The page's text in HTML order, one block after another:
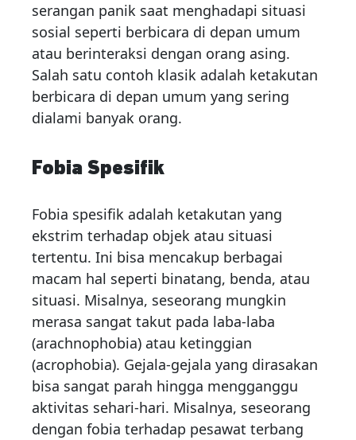
serangan panik saat menghadapi situasi
sosial seperti berbicara di depan umum
atau berinteraksi dengan orang asing.
Salah satu contoh klasik adalah ketakutan
berbicara di depan umum yang sering
dialami banyak orang.
Fobia Spesifik
Fobia spesifik adalah ketakutan yang
ekstrim terhadap objek atau situasi
tertentu. Ini bisa mencakup berbagai
macam hal seperti binatang, benda, atau
situasi. Misalnya, seseorang mungkin
merasa sangat takut pada laba-laba
(arachnophobia) atau ketinggian
(acrophobia). Gejala-gejala yang dirasakan
bisa sangat parah hingga mengganggu
aktivitas sehari-hari. Misalnya, seseorang
dengan fobia terhadap pesawat terbang